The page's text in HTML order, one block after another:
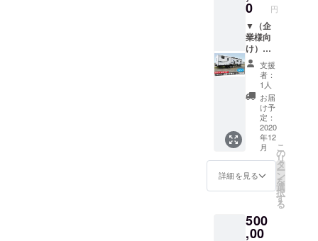
になり
ます。
※旅費や
宿泊費
は含ま
れませ
ん。 ※
チケッ
トの手
配や宿
泊の予
約を希
望され
る方に
ついて
は、旅
行会社
の紹介
です。
※滞在中
ワッ
ト・ス
タジオ
さんか
らご提
供いた
だきま
したリ
ターン
です。
※打ち
合わせ1
日、撮
影1日の
コース
です。
※撮
影・編
成の費
用を含
0 円
▼（企
業様向
け）ト
レー
ラーハ
ウスに
企業名
やロゴ
を掲載
（片面
1/2サイ
ズ）
※掲載を
希望さ
れる企
業名や
別途お
送りい
支援
者：
1人
お届
け予
定：
2020
年12
月
詳細を見る
こ
の
リ
タ
ー
ン
を
選
択
す
る
500
,00